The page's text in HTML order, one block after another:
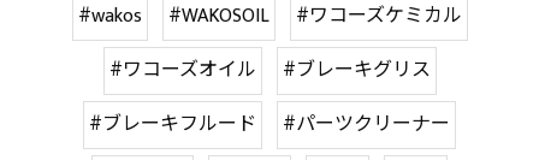
#wakos
#WAKOSOIL
#ワコーズケミカル
#ワコーズオイル
#ブレーキグリス
#ブレーキフルード
#パーツクリーナー